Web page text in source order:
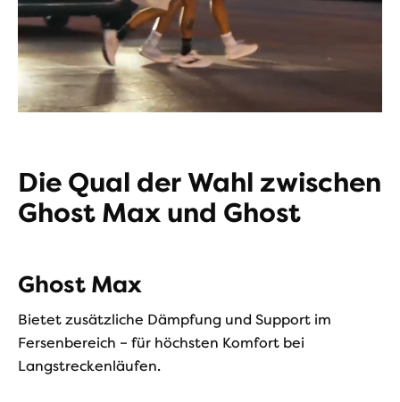
Die Qual der Wahl zwischen
Ghost Max und Ghost
Ghost Max
Bietet zusätzliche Dämpfung und Support im
Fersenbereich – für höchsten Komfort bei
Langstreckenläufen.